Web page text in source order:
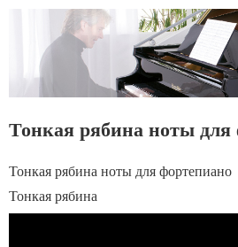
Тонкая рябина ноты для
Тонкая рябина ноты для фортепиано
Тонкая рябина